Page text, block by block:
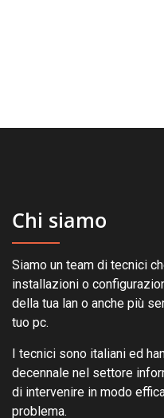
Chi siamo
Siamo un team di tecnici
installazioni o
della tua lan o anche più
tuo pc.
I tecnici sono italiani ed
decennale nel settore
di intervenire in modo
problema.